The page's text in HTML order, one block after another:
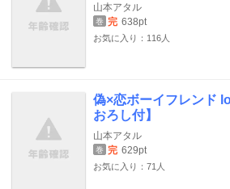
山本アタル
巻 完 638pt
お気に入り：116人
偽×恋ボーイフレンド
おろし付】
山本アタル
巻 完 629pt
お気に入り：71人